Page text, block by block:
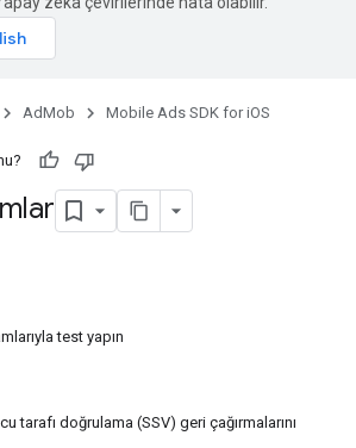
AdMob Mobile Ads SDK for iOS
test yapın
tarafı doğrulama (SSV) geri çağırmalarını